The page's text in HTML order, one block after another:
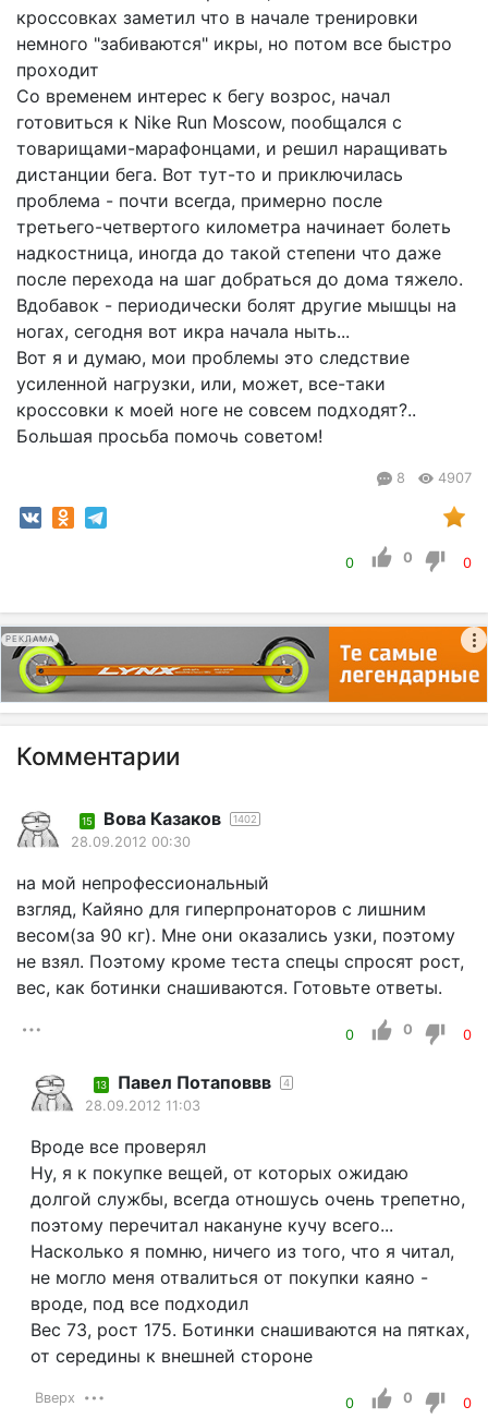
кроссовках заметил что в начале тренировки
немного "забиваются" икры, но потом все быстро
проходит
Со временем интерес к бегу возрос, начал
готовиться к Nike Run Moscow, пообщался с
товарищами-марафонцами, и решил наращивать
дистанции бега. Вот тут-то и приключилась
проблема - почти всегда, примерно после
третьего-четвертого километра начинает болеть
надкостница, иногда до такой степени что даже
после перехода на шаг добраться до дома тяжело.
Вдобавок - периодически болят другие мышцы на
ногах, сегодня вот икра начала ныть...
Вот я и думаю, мои проблемы это следствие
усиленной нагрузки, или, может, все-таки
кроссовки к моей ноге не совсем подходят?..
Большая просьба помочь советом!
8 4907
0 0 0
РЕКЛАМА
Комментарии
15 Вова Казаков 1402
28.09.2012 00:30
на мой непрофессиональный
взгляд, Кайяно для гиперпронаторов с лишним
весом(за 90 кг). Мне они оказались узки, поэтому
не взял. Поэтому кроме теста спецы спросят рост,
вес, как ботинки снашиваются. Готовьте ответы.
0 0 0
13 Павел Потаповвв 4
28.09.2012 11:03
Вроде все проверял
Ну, я к покупке вещей, от которых ожидаю
долгой службы, всегда отношусь очень трепетно,
поэтому перечитал накануне кучу всего...
Насколько я помню, ничего из того, что я читал,
не могло меня отвалиться от покупки каяно -
вроде, под все подходил
Вес 73, рост 175. Ботинки снашиваются на пятках,
от середины к внешней стороне
Вверх 0 0 0